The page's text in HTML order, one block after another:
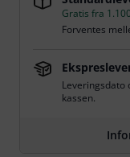
Gratis fra
Forventes
Leveringsdato
kassen.